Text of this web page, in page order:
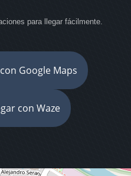
para llegar fácilmente.
Google Maps
con Waze